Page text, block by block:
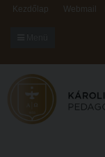
KARUNKRÓL
Dékáni Hivatal
Kezdőlap Webmail